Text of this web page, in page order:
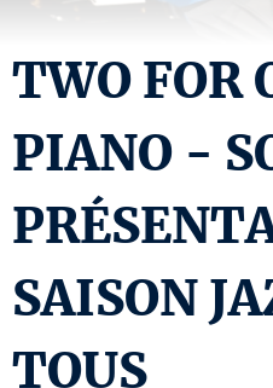
TWO FOR
PIANO -
SAISON
TOUS